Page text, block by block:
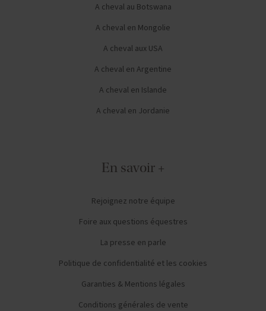
A cheval au Botswana
A cheval en Mongolie
A cheval aux USA
A cheval en Argentine
A cheval en Islande
A cheval en Jordanie
En savoir +
Rejoignez notre équipe
Foire aux questions équestres
La presse en parle
Politique de confidentialité et les cookies
Garanties & Mentions légales
Conditions générales de vente